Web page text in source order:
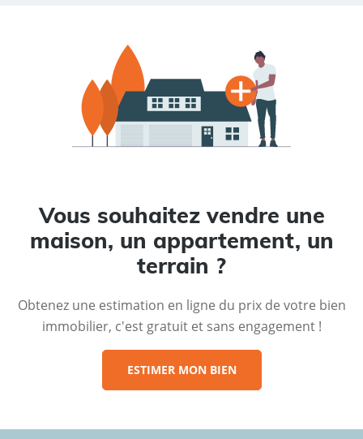
Vous souhaitez vendre une
maison, un appartement, un
terrain ?
Obtenez une estimation en ligne du prix de votre bien
immobilier, c'est gratuit et sans engagement !
ESTIMER MON BIEN